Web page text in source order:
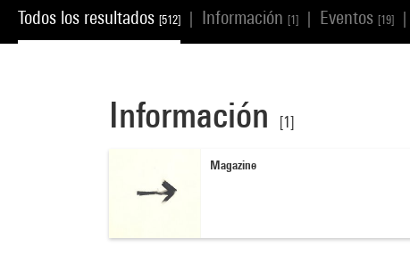
Todos los resultados [512] Información [1] Eventos [19]
Información [1]
Magazine